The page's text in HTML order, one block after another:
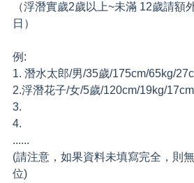
（浮潛實歲2歲以上~未滿 12歲請額
日）
例:
1. 潛水太郎/男/35歲/175cm/65kg/
2.浮潛花子/女/5歲/120cm/19kg/
3.
4.
......
(請注意，如果資料未填寫完全，則
位)